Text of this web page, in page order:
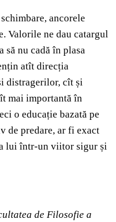
ancorele
Valorile ne dau catargul
să nu cadă în plasa
atît direcția
distragerilor, cît și
mai importantă în
o educație bazată pe
de predare, ar fi exact
lui într-un viitor sigur și
de Filosofie a